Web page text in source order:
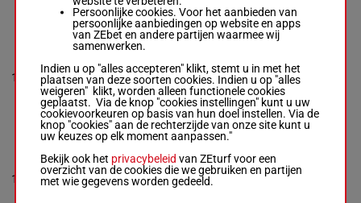
10
Park Eul Woon-
Khak Yong Hyo
Box: 10 -M/3 -52 kg
3p 5p 6p 1p 3p
M/352 kg
3p 5p 6p
1p 3p
10
11
THUNDER HORSE
Lim Da Bin-An
Byung Ki
Box: 11 -H/7 -52.5
H/752.5
kg
3p 1p 4p
5p 10p
Persoonlijke cookies. Voor het aanbieden van
persoonlijke aanbiedingen op website en apps
van ZEbet en andere partijen waarmee wij
samenwerken.
Indien u op "alles accepteren" klikt, stemt u in met het
plaatsen van deze soorten cookies. Indien u op "alles
weigeren" klikt, worden alleen functionele cookies
geplaatst. Via de knop "cookies instellingen" kunt u uw
cookievoorkeuren op basis van hun doel instellen. Via de
knop "cookies" aan de rechterzijde van onze site kunt u
uw keuzes op elk moment aanpassen."
Bekijk ook het privacybeleid van ZEturf voor een
overzicht van de cookies die we gebruiken en partijen
met wie gegevens worden gedeeld.